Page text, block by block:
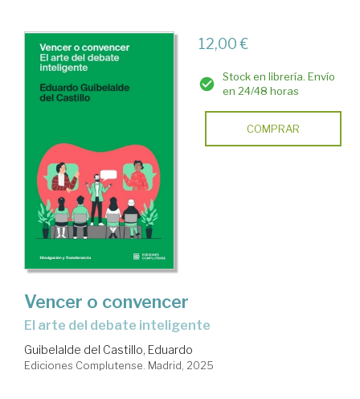
12,00 €
Stock en librería. Envío
en 24/48 horas
COMPRAR
Vencer o convencer
El arte del debate inteligente
Guibelalde del Castillo, Eduardo
Ediciones Complutense. Madrid, 2025